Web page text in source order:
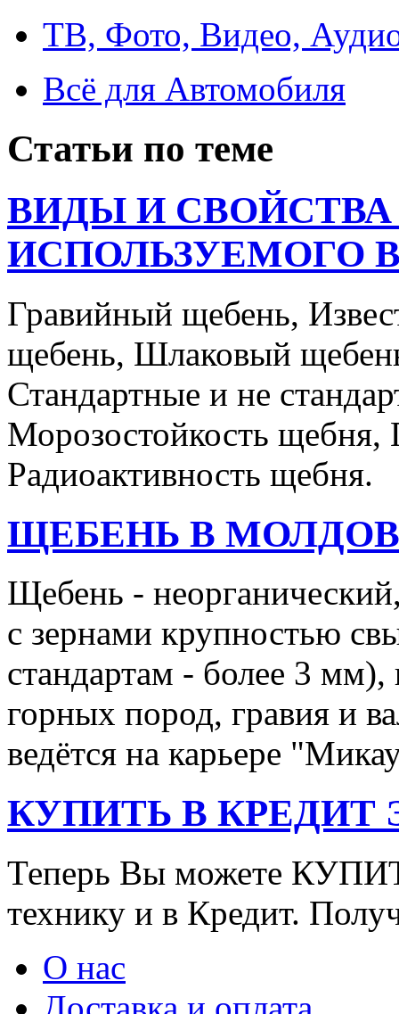
ТВ, Фото, Видео,
Всё для Автомобиля
Статьи по теме
ВИДЫ И
ИСПОЛЬЗУЕМОГО
Гравийный щебень,
щебень, Шлаковый
Стандартные и не
Морозостойкость щебня,
Радиоактивность щебня.
ЩЕБЕНЬ В
Щебень -
с зернами крупностью
стандартам - более 3
горных пород, гравия и
ведётся на карьере
КУПИТЬ В КРЕДИТ
Теперь Вы можете
технику и в Кредит.
О нас